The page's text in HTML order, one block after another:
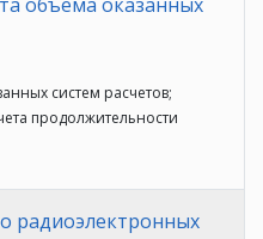
систем расчетов;
продолжительности
радиоэлектронных